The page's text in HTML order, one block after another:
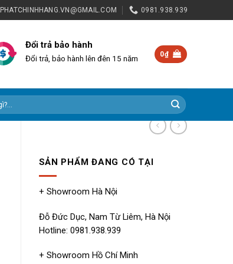
0981.938.939
Đổi trả bảo hành
Đổi trả, bảo hành lên đên 15 năm
0₫
SẢN PHẨM ĐANG CÓ TẠI
+ Showroom Hà Nội
Đỗ Đức Dục, Nam Từ Liêm, Hà Nội
Hotline: 0981.938.939
+ Showroom Hồ Chí Minh